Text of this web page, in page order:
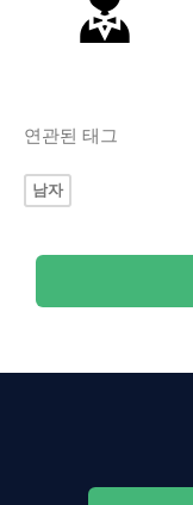
연관된 태그
남자